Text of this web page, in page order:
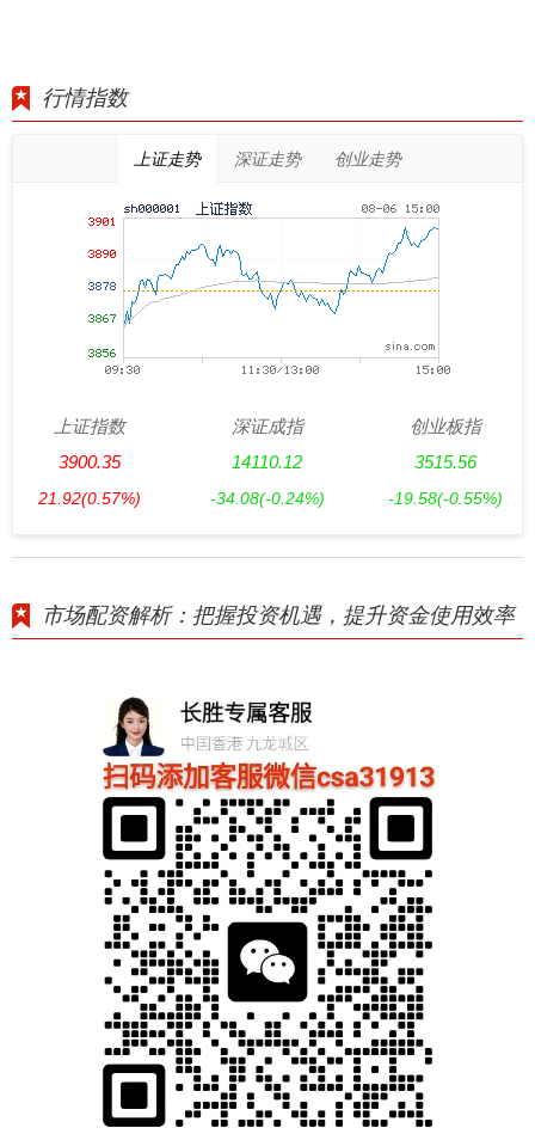
行情指数
上证走势 深证走势 创业走势
上证指数
3900.35
21.92(0.57%)
深证成指
14110.12
-34.08(-0.24%)
创业板指
3515.56
-19.58(-0.55%)
市场配资解析：把握投资机遇，提升资金使用效率